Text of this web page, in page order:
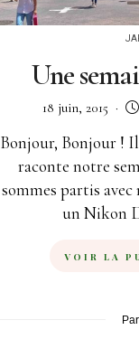
Une
18 juin, 2015
Bonjour, Bonjour !
raconte notre
sommes partis
un Nikon
VOIR LA